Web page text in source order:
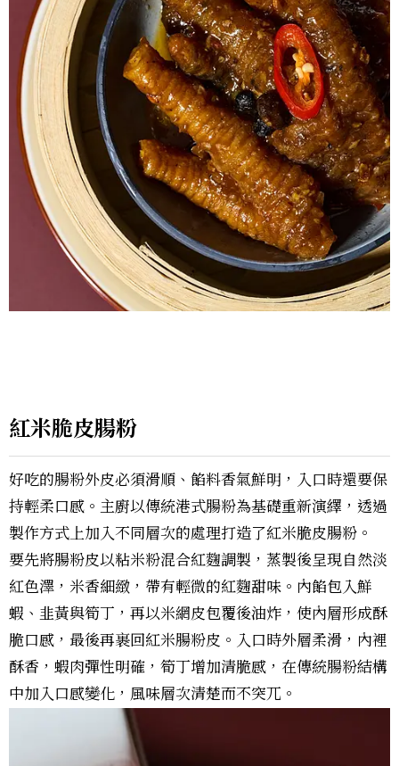
紅米脆皮腸粉
好吃的腸粉外皮必須滑順、餡料香氣鮮明，入口時還要保
持輕柔口感。主廚以傳統港式腸粉為基礎重新演繹，透過
製作方式上加入不同層次的處理打造了紅米脆皮腸粉。
要先將腸粉皮以粘米粉混合紅麴調製，蒸製後呈現自然淡
紅色澤，米香細緻，帶有輕微的紅麴甜味。內餡包入鮮
蝦、韭黃與筍丁，再以米網皮包覆後油炸，使內層形成酥
脆口感，最後再裹回紅米腸粉皮。入口時外層柔滑，內裡
酥香，蝦肉彈性明確，筍丁增加清脆感，在傳統腸粉結構
中加入口感變化，風味層次清楚而不突兀。